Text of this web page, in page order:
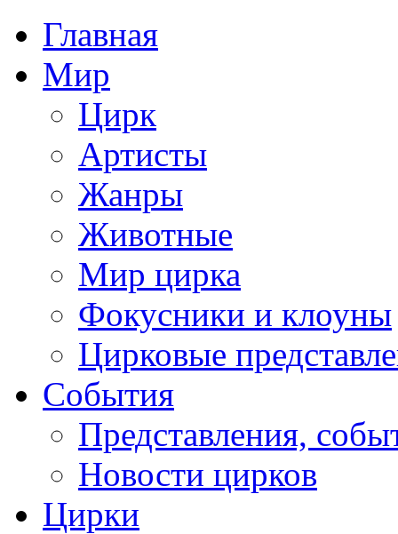
Главная
Мир
Цирк
Артисты
Жанры
Животные
Мир цирка
Фокусники и клоуны
Цирковые
События
Представления,
Новости цирков
Цирки